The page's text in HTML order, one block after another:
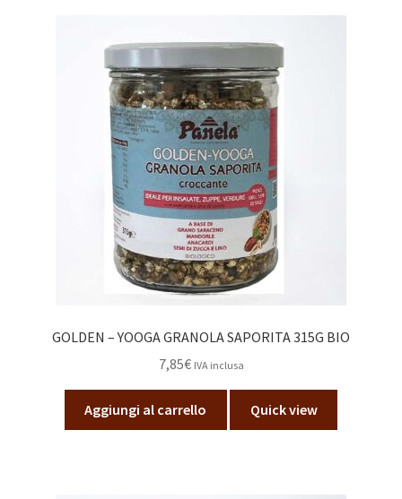
GOLDEN – YOOGA GRANOLA SAPORITA 315G BIO
7,85€ IVA inclusa
Aggiungi al carrello Quick view